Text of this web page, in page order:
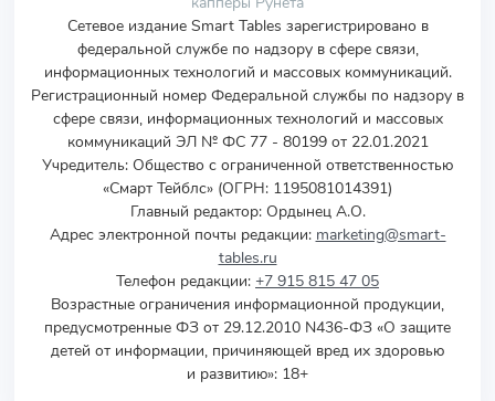
Сетевое издание Smart Tables зарегистрировано в
федеральной службе по надзору в сфере связи,
информационных технологий и массовых коммуникаций.
Регистрационный номер Федеральной службы по надзору в
сфере связи, информационных технологий и массовых
коммуникаций ЭЛ № ФС 77 - 80199 от 22.01.2021
Учредитель: Общество с ограниченной ответственностью
«Смарт Тейблс» (ОГРН: 1195081014391)
Главный редактор: Ордынец А.О.
Адрес электронной почты редакции: marketing@smart-
tables.ru
Телефон редакции: +7 915 815 47 05
Возрастные ограничения информационной продукции,
предусмотренные ФЗ от 29.12.2010 N436-ФЗ «О защите
детей от информации, причиняющей вред их здоровью
и развитию»: 18+